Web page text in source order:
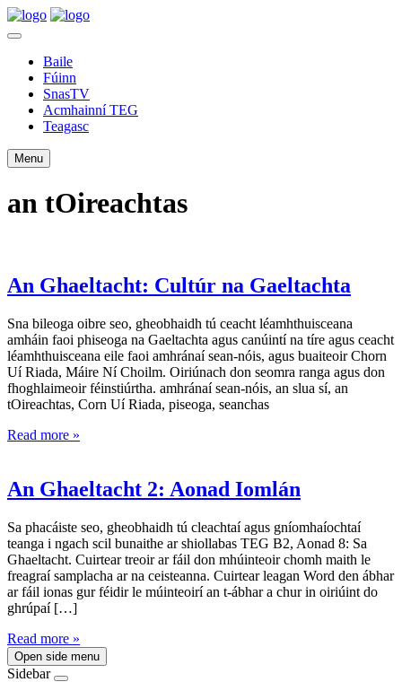
Baile
Fúinn
SnasTV
Acmhainní TEG
Teagasc
Menu
an tOireachtas
An Ghaeltacht: Cultúr na Gaeltachta
Sna bileoga oibre seo, gheobhaidh tú ceacht léamhthuisceana
amháin faoi phiseoga na Gaeltachta agus canúintí na tíre agus ceacht
léamhthuisceana eile faoi amhránaí sean-nóis, agus buaiteoir Chorn
Uí Riada, Máire Ní Choilm. Oiriúnach don seomra ranga agus don
fhoghlaimeoir féinstiúrtha. amhránaí sean-nóis, an slua sí, an
tOireachtas, Corn Uí Riada, piseoga, seanchas
Read more »
An Ghaeltacht 2: Aonad Iomlán
Sa phacáiste seo, gheobhaidh tú cleachtaí agus gníomhaíochtaí
teanga i ngach scil bunaithe ar shiollabas TEG B2, Aonad 8: Sa
Ghaeltacht. Cuirtear treoir ar fáil don mhúinteoir chomh maith le
freagraí samplacha ar na ceisteanna. Cuirtear leagan Word den ábhar
ar fáil ionas gur féidir le múinteoirí an t-ábhar a chur in oiriúint do
ghrúpaí […]
Read more »
Open side menu
Sidebar